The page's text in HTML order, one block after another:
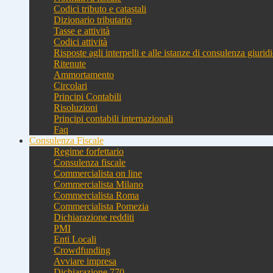
Codici tributo e catastali
Dizionario tributario
Tasse e attività
Codici attività
Risposte agli interpelli e alle istanze di consulenza
Ritenute
Ammortamento
Circolari
Principi Contabili
Risoluzioni
Principi contabili internazionali
Faq
Consulenza Fiscale
Regime forfettario
Consulenza fiscale
Commercialista on line
Commercialista Milano
Commercialista Roma
Commercialista Pomezia
Dichiarazione redditi
PMI
Enti Locali
Crowdfunding
Avviare impresa